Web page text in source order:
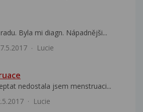
Byla mi diagn. Nápadnějši...
Lucie
nedostala jsem menstruaci...
Lucie